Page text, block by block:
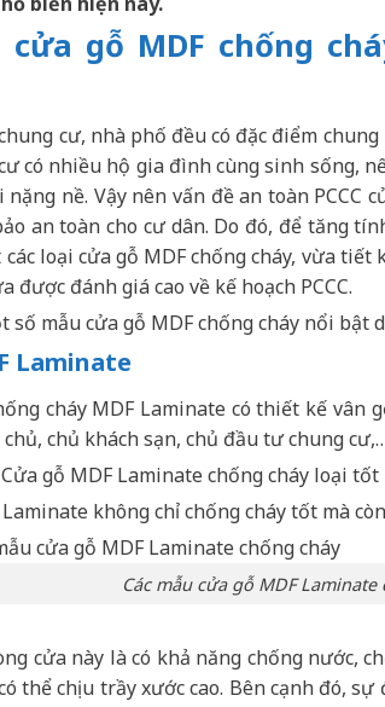
cửa gỗ MDF chống
cư, nhà phố đều có đặc điểm
có nhiều hộ gia đình cùng sinh sống,
nề. Vậy nên vấn đề an toàn PCCC
an toàn cho cư dân. Do đó, để tăng
loại cửa gỗ MDF chống cháy, vừa
được đánh giá cao về kế hoạch PCCC.
số mẫu cửa gỗ MDF chống cháy nổi bật
Laminate
cháy MDF Laminate có thiết kế vân
chủ, chủ khách sạn, chủ đầu tư chung
Các mẫu cửa gỗ MDF Laminate
cửa này là có khả năng chống nước,
thể chịu trầy xước cao. Bên cạnh đó, sự